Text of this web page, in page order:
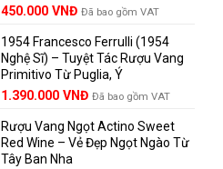
Giá
là:
495.000 VNĐ.
450.000 VNĐGiá
tại
là:
450.000 VNĐ.
Đã bao gồm VAT
1954 Francesco Ferrulli (1954
Nghệ Sĩ) – Tuyệt Tác Rượu Vang
Primitivo Từ Puglia, Ý
Giá
là:
1.529.000 VNĐ.
1.390.000 VNĐGiá
tại
là:
Đã bao gồm VAT
Rượu Vang Ngọt Actino Sweet
Red Wine – Vẻ Đẹp Ngọt Ngào Từ
Tây Ban Nha